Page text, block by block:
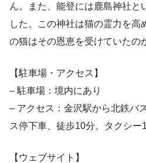
ん。また、能登には鹿島神社と
した。この神社は猫の霊力を高
の猫はその恩恵を受けていたの
【駐車場・アクセス】
– 駐車場：境内にあり
– アクセス：金沢駅から北鉄バ
ス停下車、徒歩10分。タクシー
【ウェブサイト】